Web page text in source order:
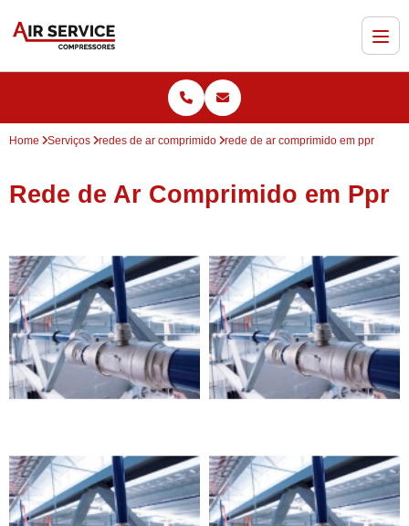
Home Serviços redes de ar comprimido rede de ar comprimido em ppr
Rede de Ar Comprimido em Ppr